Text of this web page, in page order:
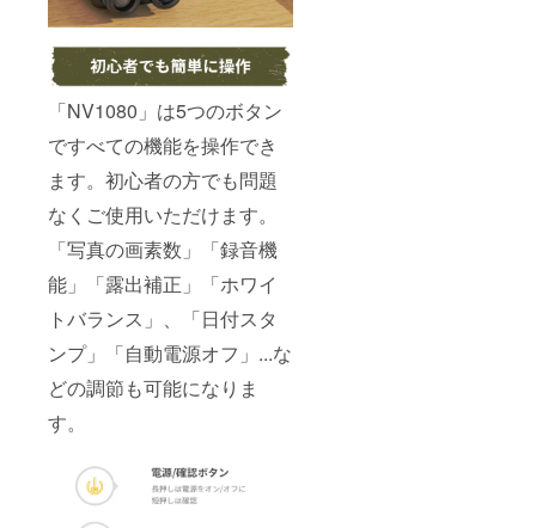
「NV1080」は5つのボタン
ですべての機能を操作でき
ます。初心者の方でも問題
なくご使用いただけます。
「写真の画素数」「録音機
能」「露出補正」「ホワイ
トバランス」、「日付スタ
ンプ」「自動電源オフ」...な
どの調節も可能になりま
す。